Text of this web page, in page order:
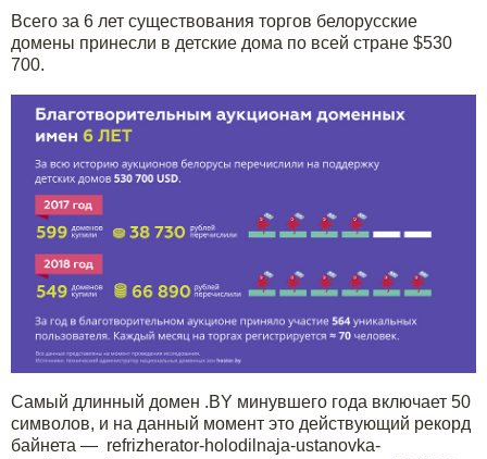
Всего за 6 лет существования торгов белорусские
домены принесли в детские дома по всей стране $530
700.
Самый длинный домен .BY минувшего года включает 50
символов, и на данный момент это действующий рекорд
байнета — refrizherator-holodilnaja-ustanovka-